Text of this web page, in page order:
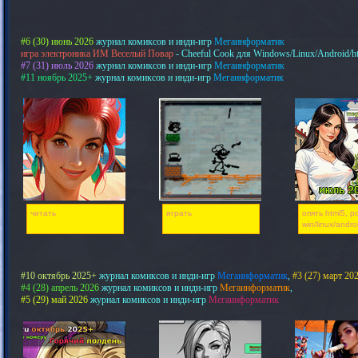
#6 (30) июнь 2026 журнал комиксов и инди-игр Мегаинформатик
игра электроника ИМ Веселый Повар - Cheeful Cook для Windows/Linux/Android/
#7 (31) июль 2026 журнал комиксов и инди-игр Мегаинформатик
#11 ноябрь 2025+ журнал комиксов и инди-игр Мегаинформатик
читать играть
опять html5,
win/linux/
#10 октябрь 2025+ журнал комиксов и инди-игр Мегаинформатик, #3 (27) март
#4 (28) апрель 2026 журнал комиксов и инди-игр Мегаинформатик,
#5 (29) май 2026 журнал комиксов и инди-игр Мегаинформатик